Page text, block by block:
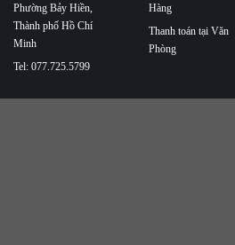
Phường Bảy Hiền,
Thành phố Hồ Chí
Minh
Tel: 077.725.5799
Hàng
Thanh toán tại Văn
Phòng